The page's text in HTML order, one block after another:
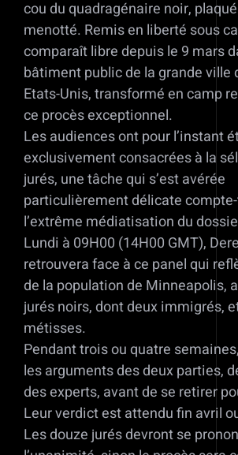
cou du quadragénaire noir,
menotté. Remis en liberté sous
comparaît libre depuis le 9 mars
bâtiment public de la grande ville
Etats-Unis, transformé en camp
ce procès exceptionnel.
Les audiences ont pour l’instant
exclusivement consacrées à la
jurés, une tâche qui s’est avérée
particulièrement délicate
l’extrême médiatisation du
Lundi à 09H00 (14H00 GMT),
retrouvera face à ce panel qui
de la population de Minneapolis,
jurés noirs, dont deux immigrés,
métisses.
Pendant trois ou quatre
les arguments des deux parties,
des experts, avant de se retirer
Leur verdict est attendu fin avril
Les douze jurés devront se